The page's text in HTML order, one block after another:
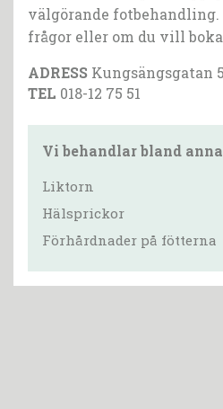
välgörande
frågor eller om du vill
ADRESS Kungsängsgatan
TEL 018-12 75 51
Vi behandlar bland
Liktorn
Hälsprickor
Förhårdnader på fötterna